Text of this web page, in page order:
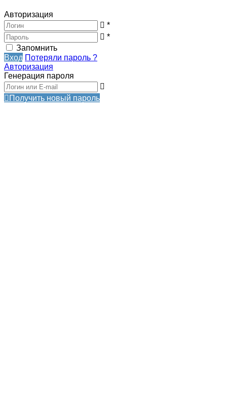
Авторизация
*
*
Запомнить
Вход Потеряли пароль ?
Авторизация
Генерация пароля
Получить новый пароль